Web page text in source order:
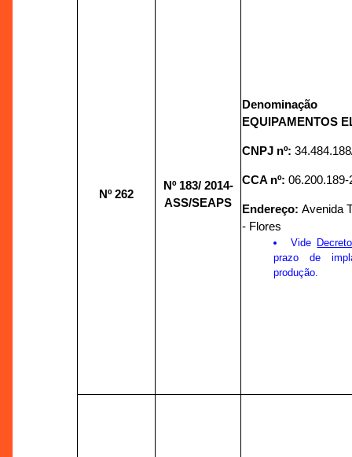
Nº 262
Nº 183/ 2014-
ASS/SEAPS
EQUIPAMENTOS
CNPJ nº:
CCA nº:06.200.189-
Endereço:Avenida
- Flores
Vide
prazo de
produção.